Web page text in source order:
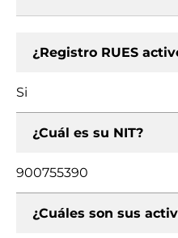
¿Registro RUES
Si
¿Cuál es su NIT?
900755390
¿Cuáles son sus